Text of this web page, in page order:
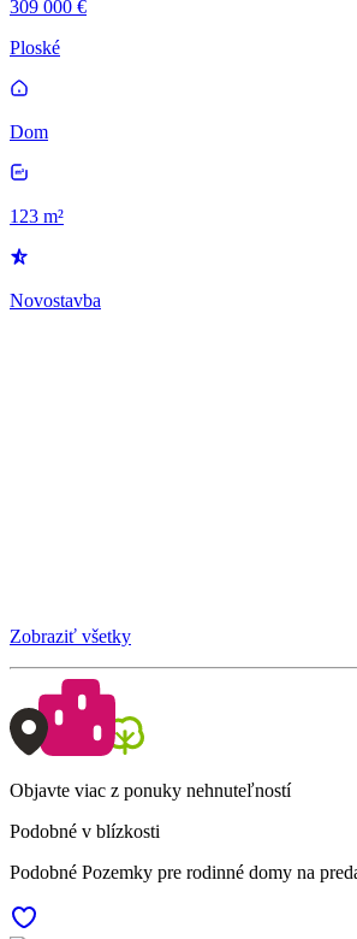
309 000 €
Ploské
Dom
123 m²
Novostavba
Zobraziť všetky
Objavte viac z ponuky nehnuteľností
Podobné v blízkosti
Podobné Pozemky pre rodinné domy na